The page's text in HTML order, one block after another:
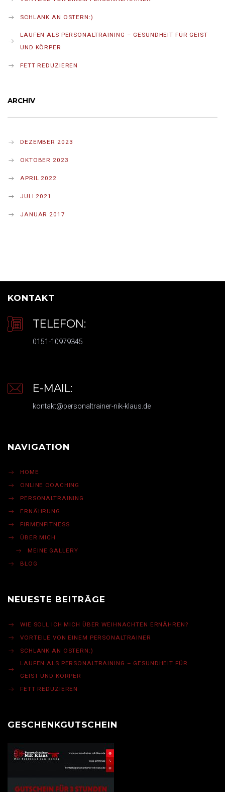
SCHLANK AN OSTERN:)
LAUFEN ALS PERSONALTRAINING – GESUNDHEIT FÜR GEIST
UND KÖRPER
FETT REDUZIEREN
ARCHIV
DEZEMBER 2023
OKTOBER 2023
APRIL 2022
JULI 2021
JANUAR 2017
KONTAKT
TELEFON:
0151-10979345
E-MAIL:
kontakt@personaltrainer-nik-klaus.de
NAVIGATION
HOME
ONLINE COACHING
PERSONALTRAINING
ERNÄHRUNG
FIRMENFITNESS
ÜBER MICH
MEINE GALLERY
BLOG
NEUESTE BEITRÄGE
WIE SOLL ICH MICH ÜBER WEIHNACHTEN ERNÄHREN?
VORTEILE VON EINEM PERSONALTRAINER
SCHLANK AN OSTERN:)
LAUFEN ALS PERSONALTRAINING – GESUNDHEIT FÜR
GEIST UND KÖRPER
FETT REDUZIEREN
GESCHENKGUTSCHEIN